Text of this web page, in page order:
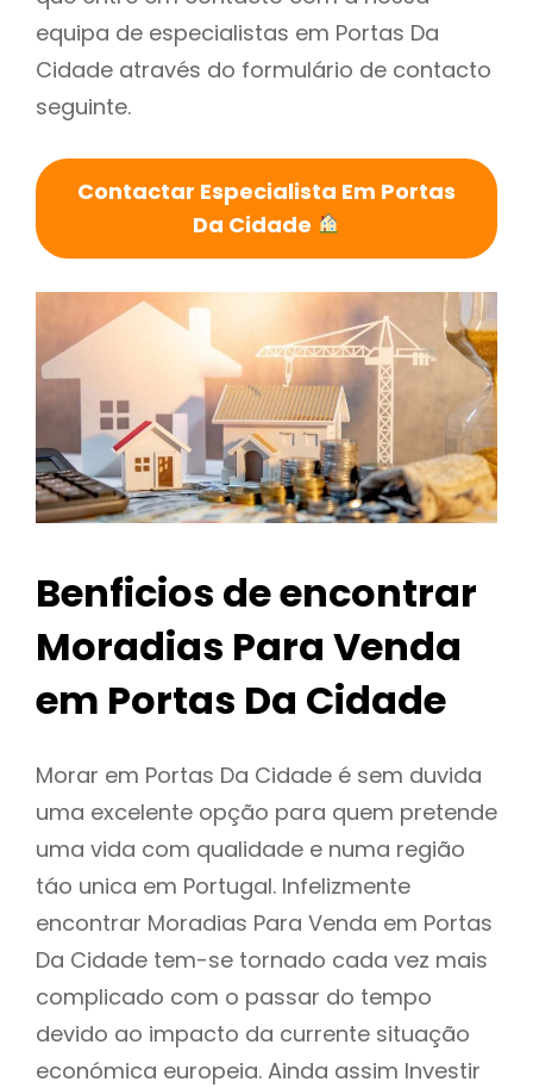
equipa de especialistas em Portas Da
Cidade através do formulário de contacto
seguinte.
Contactar Especialista Em Portas
Da Cidade
Benficios de encontrar
Moradias Para Venda
em Portas Da Cidade
Morar em Portas Da Cidade é sem duvida
uma excelente opção para quem pretende
uma vida com qualidade e numa região
táo unica em Portugal. Infelizmente
encontrar Moradias Para Venda em Portas
Da Cidade tem-se tornado cada vez mais
complicado com o passar do tempo
devido ao impacto da currente situação
económica europeia. Ainda assim Investir